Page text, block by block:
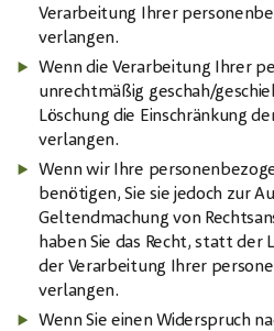
Verarbeitung Ihrer
verlangen.
Wenn die Verarbeitung Ihrer
unrechtmäßig geschah/
Löschung die Einschränkung
verlangen.
Wenn wir Ihre
benötigen, Sie sie jedoch zur
Geltendmachung von
haben Sie das Recht, statt der
der Verarbeitung Ihrer
verlangen.
Wenn Sie einen Widerspruch